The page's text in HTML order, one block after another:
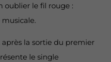
oublier le fil rouge :
la sortie du premier
le single